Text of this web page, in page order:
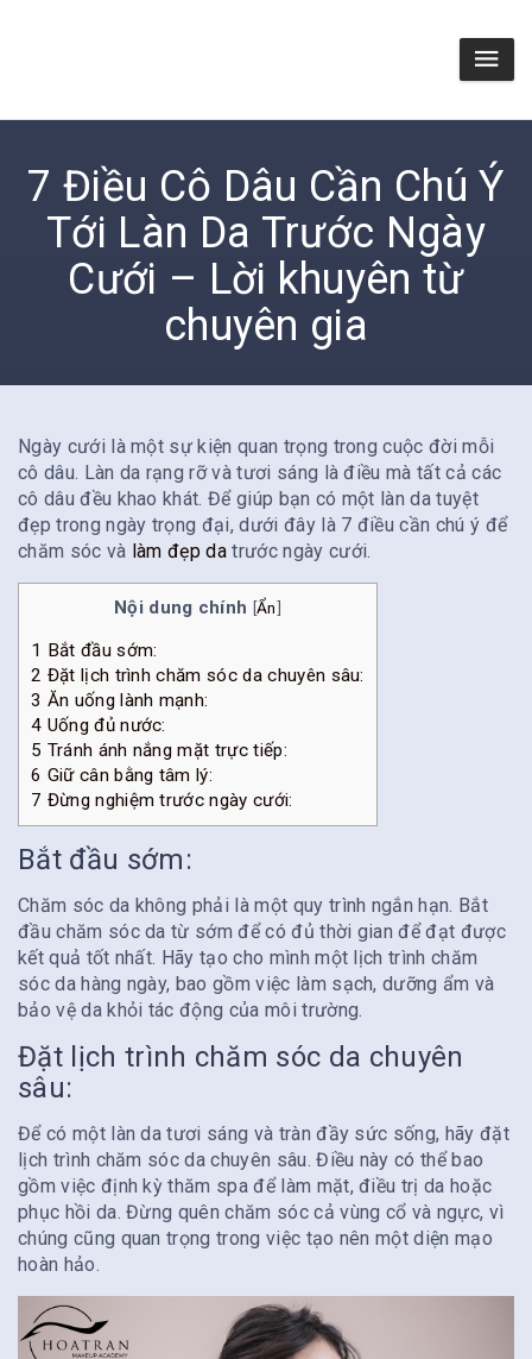
7 Điều Cô Dâu Cần Chú Ý
Tới Làn Da Trước Ngày
Cưới – Lời khuyên từ
chuyên gia
Ngày cưới là một sự kiện quan trọng trong cuộc đời mỗi
cô dâu. Làn da rạng rỡ và tươi sáng là điều mà tất cả các
cô dâu đều khao khát. Để giúp bạn có một làn da tuyệt
đẹp trong ngày trọng đại, dưới đây là 7 điều cần chú ý để
chăm sóc và làm đẹp da trước ngày cưới.
Nội dung chính [Ẩn]
1 Bắt đầu sớm:
2 Đặt lịch trình chăm sóc da chuyên sâu:
3 Ăn uống lành mạnh:
4 Uống đủ nước:
5 Tránh ánh nắng mặt trực tiếp:
6 Giữ cân bằng tâm lý:
7 Đừng nghiệm trước ngày cưới:
Bắt đầu sớm:
Chăm sóc da không phải là một quy trình ngắn hạn. Bắt
đầu chăm sóc da từ sớm để có đủ thời gian để đạt được
kết quả tốt nhất. Hãy tạo cho mình một lịch trình chăm
sóc da hàng ngày, bao gồm việc làm sạch, dưỡng ẩm và
bảo vệ da khỏi tác động của môi trường.
Đặt lịch trình chăm sóc da chuyên
sâu:
Để có một làn da tươi sáng và tràn đầy sức sống, hãy đặt
lịch trình chăm sóc da chuyên sâu. Điều này có thể bao
gồm việc định kỳ thăm spa để làm mặt, điều trị da hoặc
phục hồi da. Đừng quên chăm sóc cả vùng cổ và ngực, vì
chúng cũng quan trọng trong việc tạo nên một diện mạo
hoàn hảo.